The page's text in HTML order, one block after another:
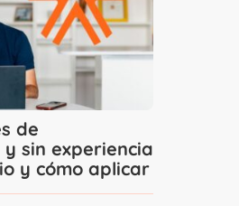
de
y sin experiencia
y cómo aplicar